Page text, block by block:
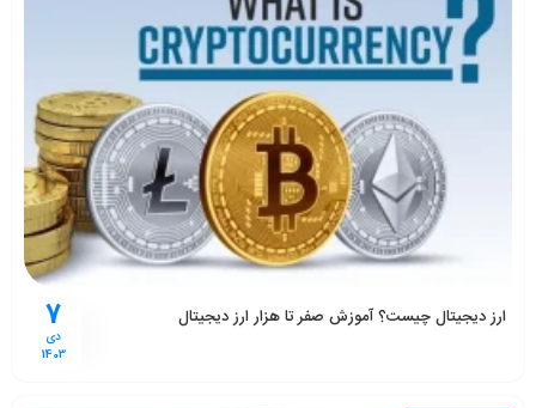
7
دی
1403
ارز دیجیتال چیست؟ آموزش صفر تا هزار ارز دیجیتال